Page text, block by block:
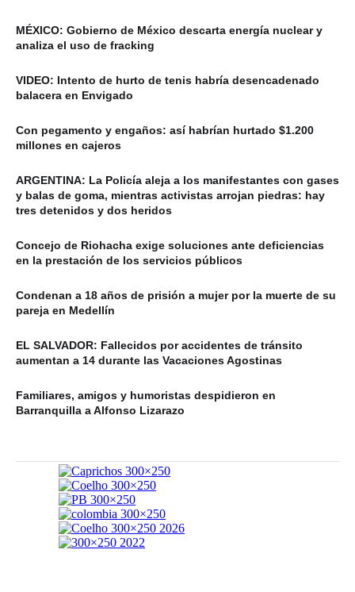
MÉXICO: Gobierno de México descarta energía nuclear y
analiza el uso de fracking
VIDEO: Intento de hurto de tenis habría desencadenado
balacera en Envigado
Con pegamento y engaños: así habrían hurtado $1.200
millones en cajeros
ARGENTINA: La Policía aleja a los manifestantes con gases
y balas de goma, mientras activistas arrojan piedras: hay
tres detenidos y dos heridos
Concejo de Riohacha exige soluciones ante deficiencias
en la prestación de los servicios públicos
Condenan a 18 años de prisión a mujer por la muerte de su
pareja en Medellín
EL SALVADOR: Fallecidos por accidentes de tránsito
aumentan a 14 durante las Vacaciones Agostinas
Familiares, amigos y humoristas despidieron en
Barranquilla a Alfonso Lizarazo